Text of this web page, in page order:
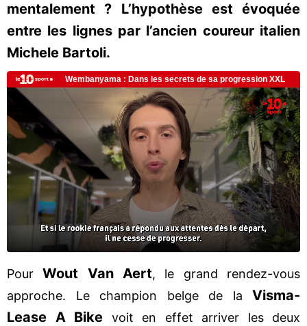
mentalement ? L’hypothèse est évoquée
entre les lignes par l’ancien coureur italien
Michele Bartoli.
PourWout Van Aert, le grand rendez-vous
approche. Le champion belge de la Visma-
Lease A Bike voit en effet arriver les deux